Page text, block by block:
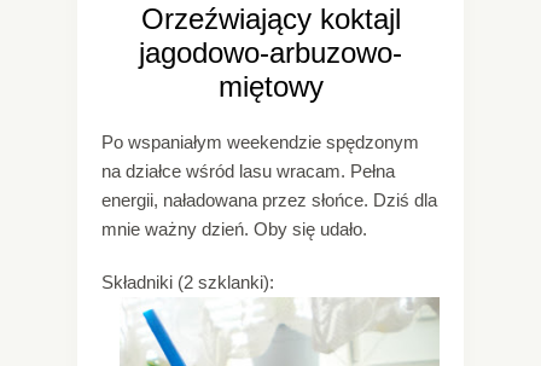
Orzeźwiający koktajl
jagodowo-arbuzowo-
miętowy
Po wspaniałym weekendzie spędzonym
na działce wśród lasu wracam. Pełna
energii, naładowana przez słońce. Dziś dla
mnie ważny dzień. Oby się udało.
Składniki (2 szklanki):